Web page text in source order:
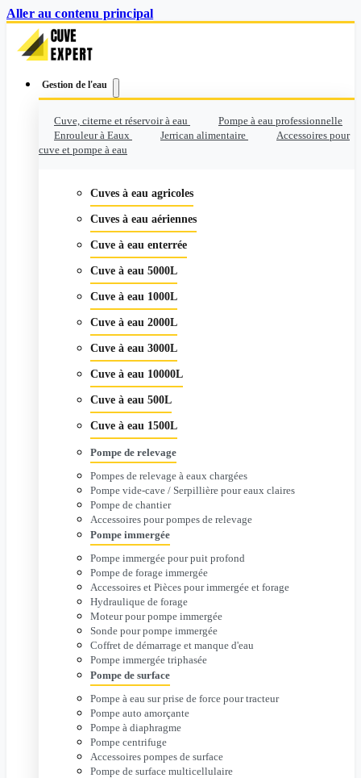
Aller au contenu principal
Gestion de l'eau
Cuve, citerne et réservoir à eau
Pompe à eau professionnelle
Enrouleur à Eaux
Jerrican alimentaire
Accessoires pour
cuve et pompe à eau
Cuves à eau agricoles
Cuves à eau aériennes
Cuve à eau enterrée
Cuve à eau 5000L
Cuve à eau 1000L
Cuve à eau 2000L
Cuve à eau 3000L
Cuve à eau 10000L
Cuve à eau 500L
Cuve à eau 1500L
Pompe de relevage
Pompes de relevage à eaux chargées
Pompe vide-cave / Serpillière pour eaux claires
Pompe de chantier
Accessoires pour pompes de relevage
Pompe immergée
Pompe immergée pour puit profond
Pompe de forage immergée
Accessoires et Pièces pour immergée et forage
Hydraulique de forage
Moteur pour pompe immergée
Sonde pour pompe immergée
Coffret de démarrage et manque d'eau
Pompe immergée triphasée
Pompe de surface
Pompe à eau sur prise de force pour tracteur
Pompe auto amorçante
Pompe à diaphragme
Pompe centrifuge
Accessoires pompes de surface
Pompe de surface multicellulaire